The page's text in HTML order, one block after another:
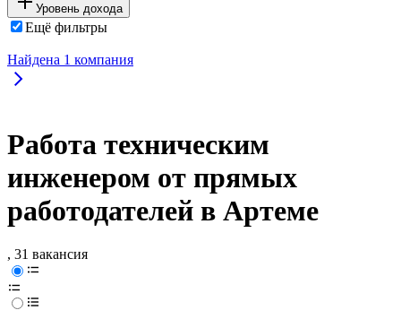
Уровень дохода
Ещё фильтры
Найдена 1 компания
Работа техническим
инженером от прямых
работодателей в Артеме
, 31 вакансия